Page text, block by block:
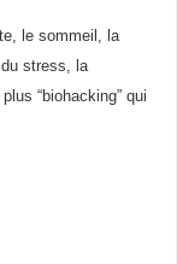
le sommeil, la
stress, la
“biohacking” qui